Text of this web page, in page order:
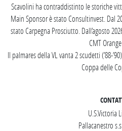
Scavolini ha contraddistinto le storiche
Main Sponsor è stato Consultinvest. Dal
stato Carpegna Prosciutto. Dall’agosto
CMT
Il palmares della VL vanta 2 scudetti (’88-
Coppa delle
U.S.Victoria
Pallacanestro